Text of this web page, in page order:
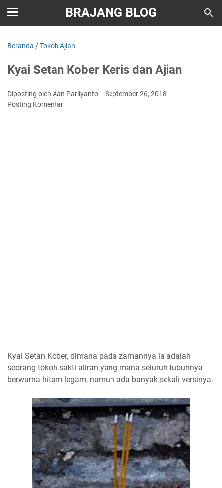
BRAJANG BLOG
Beranda /Tokoh Ajian
Kyai Setan Kober Keris dan Ajian
Diposting oleh Aan Parliyanto
September 26, 2018
Posting Komentar
Kyai Setan Kober, dimana pada zamannya ia adalah
seorang tokoh sakti aliran yang mana seluruh tubuhnya
berwarna hitam legam, namun ada banyak sekali versinya.